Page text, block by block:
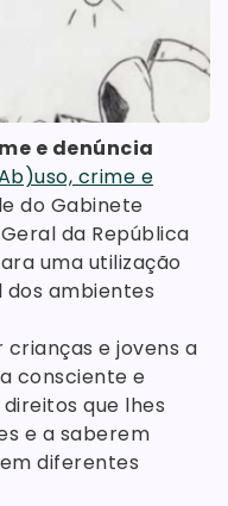
e denúncia
crime e
do Gabinete
da República
uma utilização
dos ambientes
e jovens a
consciente e
que lhes
e a saberem
diferentes